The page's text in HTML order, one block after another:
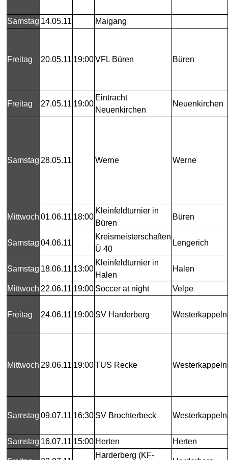
Samstag 14.05.11 Maigang
Freitag 20.05.11 19:00VFL Büren Büren
Freitag 27.05.11 19:00
Eintracht
Neuenkirchen
Neuenkirchen
Samstag 28.05.11 Werne Werne
Mittwoch 01.06.11 18:00
Kleinfeldturnier in
Büren
Büren
Samstag 04.06.11
Kreismeisterschaften
Ü 40
Lengerich
Samstag 18.06.11 13:00
Kleinfeldturnier in
Halen
Halen
Mittwoch 22.06.11 19:00 Soccer at night Velpe
Freitag 24.06.11 19:00 SV Harderberg Westerkappeln
Mittwoch 29.06.11 19:00TUS Recke Westerkappeln
Samstag 09.07.11 16:30 SV Brochterbeck Westerkappeln
Samstag 16.07.11 15:00 Herten Herten
Harderberg (KF-